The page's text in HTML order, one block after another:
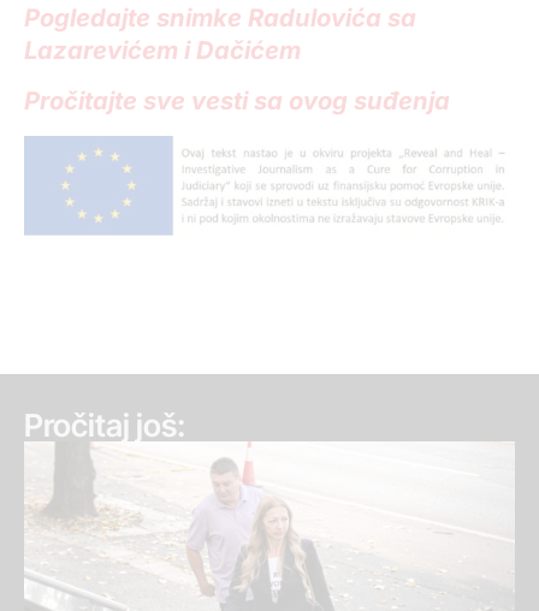
Pogledajte snimke Radulovića sa
Lazarevićem i Dačićem
Pročitajte sve vesti sa ovog suđenja
Pročitaj još: